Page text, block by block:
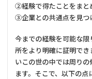
②経験で得たことをまと
③企業との共通点を見つ
今までの経験を可能な
所をより明確に証明で
いこの世の中では周り
ます。そこで、以下の